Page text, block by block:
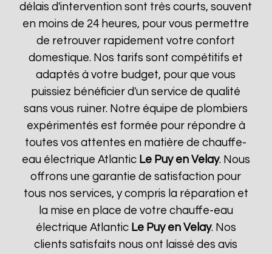
délais d'intervention sont très courts, souvent
en moins de 24 heures, pour vous permettre
de retrouver rapidement votre confort
domestique. Nos tarifs sont compétitifs et
adaptés à votre budget, pour que vous
puissiez bénéficier d'un service de qualité
sans vous ruiner. Notre équipe de plombiers
expérimentés est formée pour répondre à
toutes vos attentes en matière de chauffe-
eau électrique Atlantic Le Puy en Velay. Nous
offrons une garantie de satisfaction pour
tous nos services, y compris la réparation et
la mise en place de votre chauffe-eau
électrique Atlantic Le Puy en Velay. Nos
clients satisfaits nous ont laissé des avis